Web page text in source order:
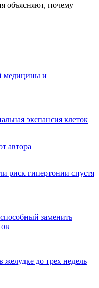
объясняют, почему
медицины и
экспансия клеток
автора
риск гипертонии спустя
заменить
желудке до трех недель